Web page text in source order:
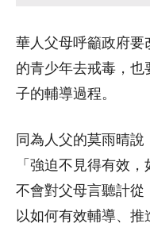
華人父母呼籲政府要
的青少年去戒毒，
子的輔導過程。
同為人父的莫雨晴
「強迫不見得有效
不會對父母言聽計
以如何有效輔導、